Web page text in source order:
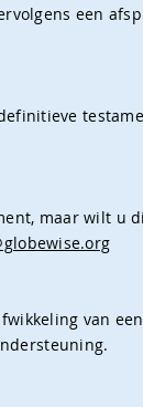
een
maar wilt u
van